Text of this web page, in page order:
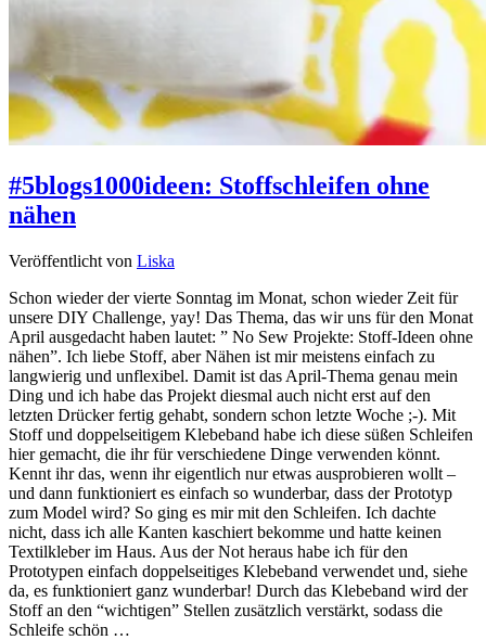
#5blogs1000ideen: Stoffschleifen ohne
nähen
Veröffentlicht von Liska
Schon wieder der vierte Sonntag im Monat, schon wieder Zeit für
unsere DIY Challenge, yay! Das Thema, das wir uns für den Monat
April ausgedacht haben lautet: ” No Sew Projekte: Stoff-Ideen ohne
nähen”. Ich liebe Stoff, aber Nähen ist mir meistens einfach zu
langwierig und unflexibel. Damit ist das April-Thema genau mein
Ding und ich habe das Projekt diesmal auch nicht erst auf den
letzten Drücker fertig gehabt, sondern schon letzte Woche ;-). Mit
Stoff und doppelseitigem Klebeband habe ich diese süßen Schleifen
hier gemacht, die ihr für verschiedene Dinge verwenden könnt.
Kennt ihr das, wenn ihr eigentlich nur etwas ausprobieren wollt –
und dann funktioniert es einfach so wunderbar, dass der Prototyp
zum Model wird? So ging es mir mit den Schleifen. Ich dachte
nicht, dass ich alle Kanten kaschiert bekomme und hatte keinen
Textilkleber im Haus. Aus der Not heraus habe ich für den
Prototypen einfach doppelseitiges Klebeband verwendet und, siehe
da, es funktioniert ganz wunderbar! Durch das Klebeband wird der
Stoff an den “wichtigen” Stellen zusätzlich verstärkt, sodass die
Schleife schön …